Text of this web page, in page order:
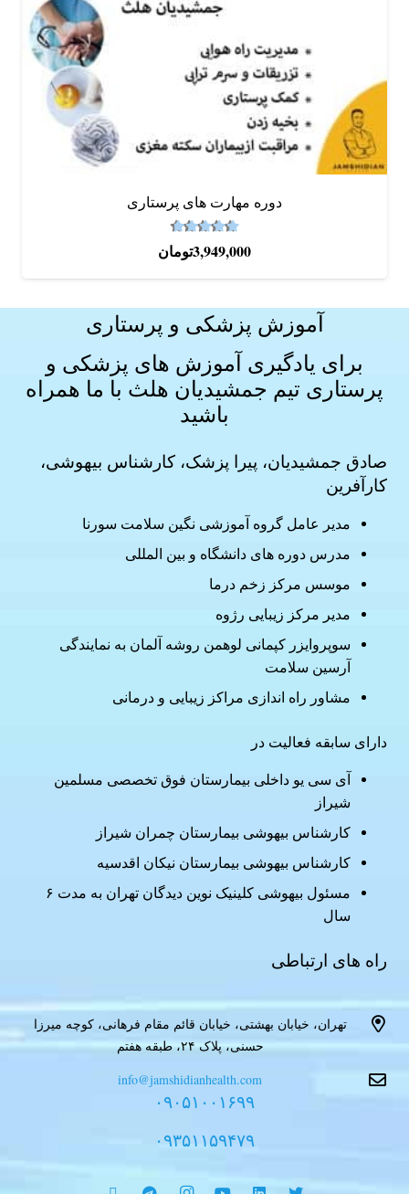
دوره‌ مهارت های پرستاری
از 5 3,949,000تومان
آموزش پزشکی و پرستاری
برای یادگیری آموزش های پزشکی و
پرستاری تیم جمشیدیان هلث با ما همراه
باشید
صادق جمشیدیان، پیرا پزشک، کارشناس بیهوشی،
کارآفرین
مدیر عامل گروه آموزشی نگین سلامت سورنا
مدرس دوره های دانشگاه و بین المللی
موسس مرکز زخم درما
مدیر مرکز زیبایی رژوه
سوپروایزر کپمانی لوهمن روشه آلمان به نمایندگی
آرسین سلامت
مشاور راه اندازی مراکز زیبایی و درمانی
دارای سابقه فعالیت در
آی سی یو داخلی بیمارستان فوق تخصصی مسلمین
شیراز
کارشناس بیهوشی بیمارستان چمران شیراز
کارشناس بیهوشی بیمارستان نیکان اقدسیه
مسئول بیهوشی کلینیک نوین دیدگان تهران به مدت ۶
سال
راه های ارتباطی
تهران، خیابان بهشتی، خیابان قائم مقام فرهانی، کوچه میرزا
حسنی، پلاک ۲۴، طبقه هفتم
info@jamshidianhealth.com
۰۹۰۵۱۰۰۱۶۹۹
۰۹۳۵۱۱۵۹۴۷۹